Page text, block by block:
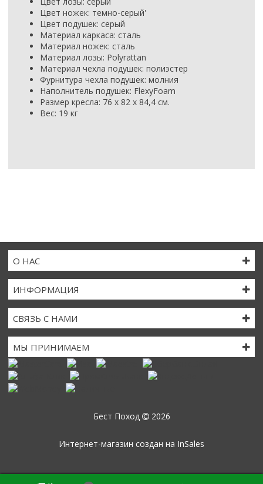
Цвет ножек: темно-серый'
Цвет подушек: серый
Материал каркаса: сталь
Материал ножек: сталь
Материал лозы: Polyrattan
Материал чехла подушек: полиэстер
Фурнитура чехла подушек: молния
Наполнитель подушек: FlexyFoam
Размер кресла: 76 х 82 х 84,4 см.
Вес: 19 кг
О НАС
ИНФОРМАЦИЯ
СВЯЗЬ С НАМИ
МЫ ПРИНИМАЕМ
Бест Поход 2026
Интернет-магазин создан на InSales